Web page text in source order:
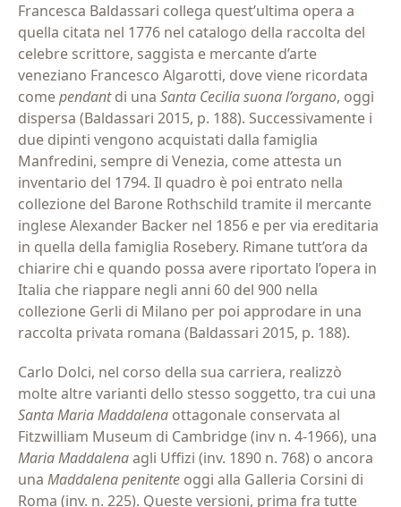
Francesca Baldassari collega quest’ultima opera a
quella citata nel 1776 nel catalogo della raccolta del
celebre scrittore, saggista e mercante d’arte
veneziano Francesco Algarotti, dove viene ricordata
comependantdi una Santa Cecilia suona l’organo, oggi
dispersa (Baldassari 2015, p. 188). Successivamente i
due dipinti vengono acquistati dalla famiglia
Manfredini, sempre di Venezia, come attesta un
inventario del 1794. Il quadro è poi entrato nella
collezione del Barone Rothschild tramite il mercante
inglese Alexander Backer nel 1856 e per via ereditaria
in quella della famiglia Rosebery. Rimane tutt’ora da
chiarire chi e quando possa avere riportato l’opera in
Italia che riappare negli anni 60 del 900 nella
collezione Gerli di Milano per poi approdare in una
raccolta privata romana (Baldassari 2015, p. 188).
Carlo Dolci, nel corso della sua carriera, realizzò
molte altre varianti dello stesso soggetto, tra cui una
Santa Maria Maddalena ottagonale conservata al
Fitzwilliam Museum di Cambridge (inv n. 4-1966), una
Maria Maddalenaagli Uffizi (inv. 1890 n. 768) o ancora
una Maddalena penitente oggi alla Galleria Corsini di
Roma (inv. n. 225). Queste versioni, prima fra tutte